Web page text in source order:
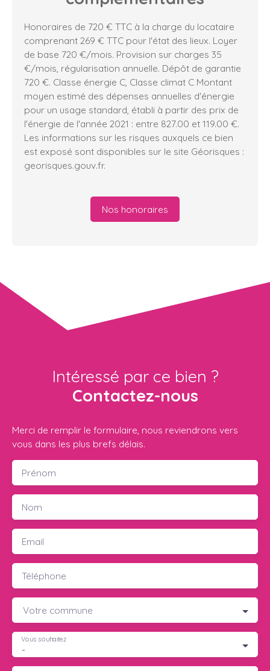
Honoraires de 720 € TTC à la charge du locataire
comprenant 269 € TTC pour l'état des lieux. Loyer
de base 720 €/mois. Provision sur charges 35
€/mois, régularisation annuelle. Dépôt de garantie
720 €. Classe énergie C, Classe climat C Montant
moyen estimé des dépenses annuelles d'énergie
pour un usage standard, établi à partir des prix de
l'énergie de l'année 2021 : entre 827.00 et 119.00 €.
Les informations sur les risques auxquels ce bien
est exposé sont disponibles sur le site Géorisques :
georisques.gouv.fr.
Nos honoraires
Intéressé par ce bien ?
Contactez-nous
Merci de remplir le formulaire, nous reviendrons vers
vous dans les plus brefs délais.
Prénom
Nom
Email
Téléphone
Votre commune
-
Vous souhaitez